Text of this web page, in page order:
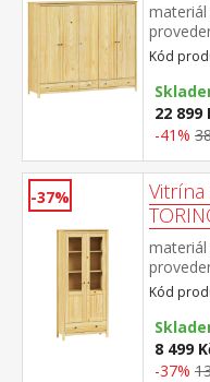
tyč a
části 3
Kód
22 899
-41%
-37%
Vitrína
Kód
8 499
-37%